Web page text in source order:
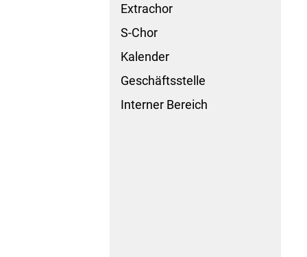
Extrachor
S-Chor
Kalender
Geschäftsstelle
Interner Bereich